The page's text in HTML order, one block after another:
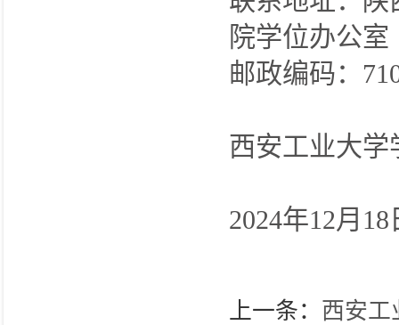
院学位办公室
邮政编码：
西安工业大
2024年12月18
上一条：
西安工